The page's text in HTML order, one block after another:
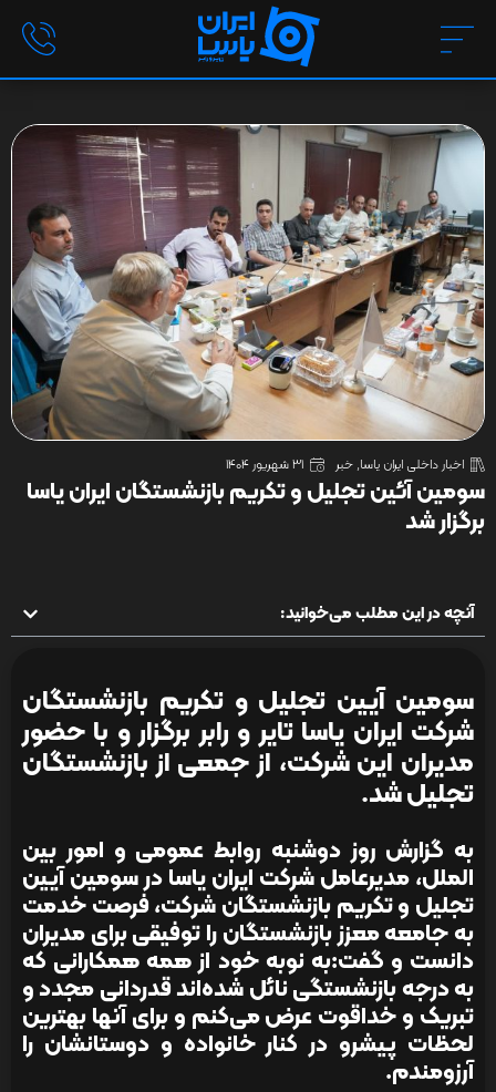
اخبار داخلی ایران یاسا,خبر 31 شهریور 1404
سومین آئین تجلیل و تکریم بازنشستگان ایران یاسا
برگزار شد
آنچه در این مطلب می‌خوانید:
سومین آیین تجلیل و تکریم بازنشستگان
شرکت ایران یاسا تایر و رابر برگزار و با حضور
مدیران این شرکت، از جمعی از بازنشستگان
تجلیل شد.
به گزارش روز دوشنبه روابط عمومی و امور بین
الملل، مدیرعامل شرکت ایران یاسا در سومین آیین
تجلیل و تکریم بازنشستگان شرکت، فرصت خدمت
به جامعه معزز بازنشستگان را توفیقی برای مدیران
دانست و گفت:به نوبه خود از همه همکارانی که
به درجه بازنشستگی نائل شده‌اند قدردانی مجدد و
تبریک و خداقوت عرض می‌کنم و برای آنها بهترین
لحظات پیشرو در کنار خانواده و دوستانشان را
آرزومندم.